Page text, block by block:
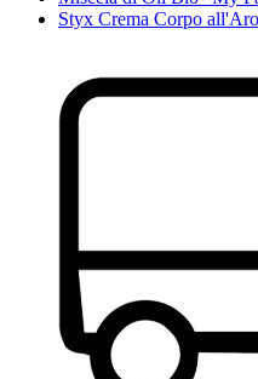
Styx Crema Corpo